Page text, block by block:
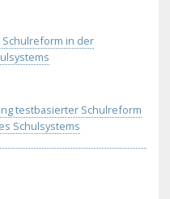
in der
testbasierter Schulreform
Schulsystems